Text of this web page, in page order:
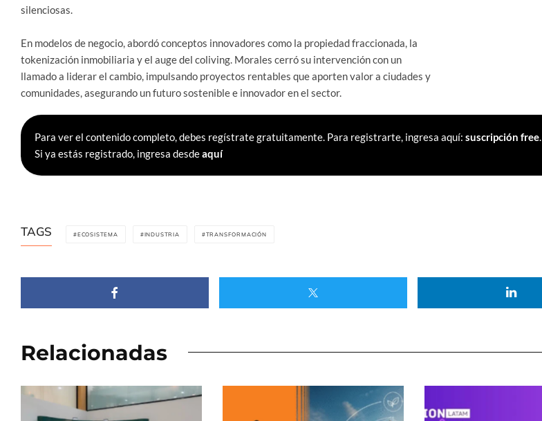
silenciosas.
En modelos de negocio, abordó conceptos innovadores como la propiedad fraccionada, la
tokenización inmobiliaria y el auge del coliving. Morales cerró su intervención con un
llamado a liderar el cambio, impulsando proyectos rentables que aporten valor a ciudades y
comunidades, asegurando un futuro sostenible e innovador en el sector.
Para ver el contenido completo, debes regístrate gratuitamente. Para registrarte, ingresa aquí: suscripción free.
Si ya estás registrado, ingresa desdeaquí
TAGS ECOSISTEMA INDUSTRIA TRANSFORMACIÓN
Relacionadas